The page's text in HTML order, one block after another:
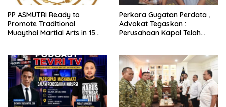
PP ASMUTRI Ready to
Promote Traditional
Muaythai Martial Arts in 15
Perkara Gugatan Perdata ,
Advokat Tegaskan :
Perusahaan Kapal Telah
Kapal